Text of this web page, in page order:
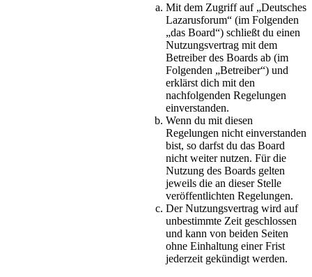
Mit dem Zugriff auf „Deutsches
Lazarusforum“ (im Folgenden
„das Board“) schließt du einen
Nutzungsvertrag mit dem
Betreiber des Boards ab (im
Folgenden „Betreiber“) und
erklärst dich mit den
nachfolgenden Regelungen
einverstanden.
Wenn du mit diesen
Regelungen nicht einverstanden
bist, so darfst du das Board
nicht weiter nutzen. Für die
Nutzung des Boards gelten
jeweils die an dieser Stelle
veröffentlichten Regelungen.
Der Nutzungsvertrag wird auf
unbestimmte Zeit geschlossen
und kann von beiden Seiten
ohne Einhaltung einer Frist
jederzeit gekündigt werden.